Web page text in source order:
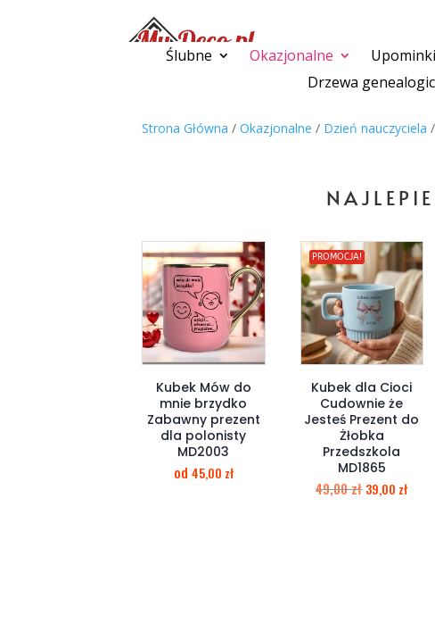
Ślubne Okazjonalne
Drzewa
Strona Główna /Okazjonalne / Dzień nauczyciela
Kubek Mów do
mnie brzydko
Zabawny prezent
dla polonisty
MD2003
od 45,00 zł
PROMOCJA!
Kubek dla Cioci
Cudownie że
Jesteś Prezent do
Żłobka
Przedszkola
MD1865
49,00zł 39,00 zł